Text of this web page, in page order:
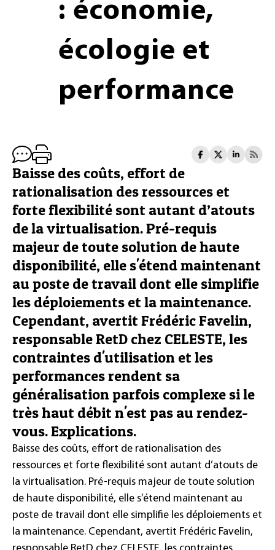
: économie,
écologie et
performance
Baisse des coûts, effort de
rationalisation des ressources et
forte flexibilité sont autant d’atouts
de la virtualisation. Pré-requis
majeur de toute solution de haute
disponibilité, elle s'étend maintenant
au poste de travail dont elle simplifie
les déploiements et la maintenance.
Cependant, avertit Frédéric Favelin,
responsable RetD chez CELESTE, les
contraintes d'utilisation et les
performances rendent sa
généralisation parfois complexe si le
très haut débit n'est pas au rendez-
vous. Explications.
Baisse des coûts, effort de rationalisation des
ressources et forte flexibilité sont autant d’atouts de
la virtualisation. Pré-requis majeur de toute solution
de haute disponibilité, elle s’étend maintenant au
poste de travail dont elle simplifie les déploiements et
la maintenance. Cependant, avertit Frédéric Favelin,